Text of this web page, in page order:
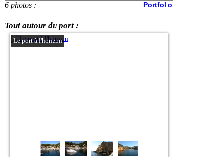
6 photos : Portfolio
Tout autour du port :
Le port à l'horizon